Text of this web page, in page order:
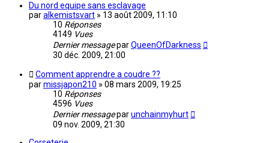
Du nord equipe sans esclavage
paralkemistsvart » 13 août 2009, 11:10
10 Réponses
4149 Vues
Dernier messageparQueenOfDarkness
30 déc. 2009, 21:00
Comment apprendre a coudre ??
parmissjapon210 » 08 mars 2009, 19:25
10 Réponses
4596 Vues
Dernier messageparunchainmyhurt
09 nov. 2009, 21:30